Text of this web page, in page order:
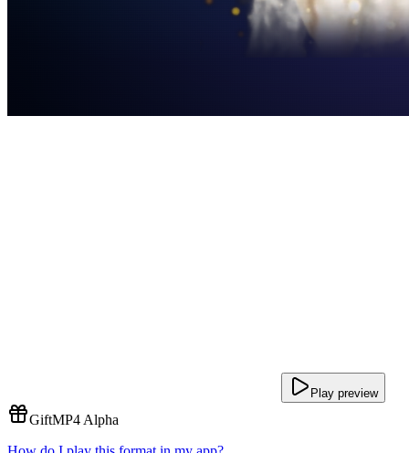
Play preview
GiftMP4 Alpha